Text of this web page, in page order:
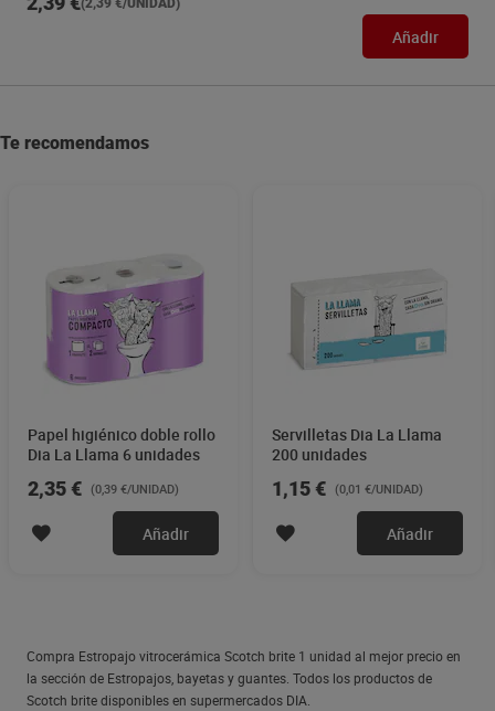
(2,39 €/UNIDAD)
Añadir
Te recomendamos
Papel higiénico doble rollo
Dia La Llama 6 unidades
2,35 € (0,39 €/UNIDAD)
Añadir
Servilletas Dia La Llama
200 unidades
1,15 € (0,01 €/UNIDAD)
Añadir
Compra Estropajo vitrocerámica Scotch brite 1 unidad al mejor precio en
la sección de Estropajos, bayetas y guantes. Todos los productos de
Scotch brite disponibles en supermercados DIA.